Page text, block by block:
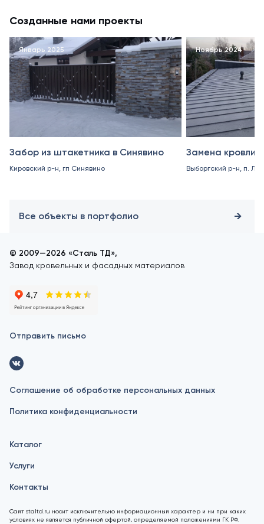
Созданные нами проекты
Январь 2025
Забор из штакетника в Синявино
Кировский р-н, гп Синявино
Ноябрь 2024
Замена кровли
Выборгский р-н, п.
Все объекты в портфолио
© 2009—2026 «Сталь ТД»,
Завод кровельных и фасадных материалов
Отправить письмо
Соглашение об обработке персональных данных
Политика конфиденциальности
Каталог
Услуги
Контакты
Сайт staltd.ru носит исключительно информационный характер и ни при каких
условиях не является публичной офертой, определяемой положениями ГК РФ.